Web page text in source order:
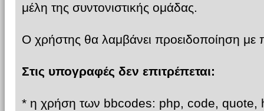
μέλη της συντονιστικής ομάδας.
Ο χρήστης θα λαμβάνει προειδοποίηση
Στις υπογραφές δεν επιτρέπεται:
* η χρήση των bbcodes: php, code, quote,